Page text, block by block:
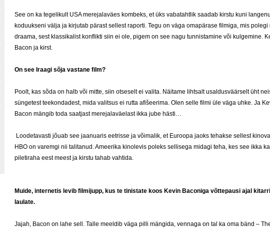
See on ka tegelikult USA merejalaväes kombeks, et üks vabatahtlik saadab kirstu kuni langenu
koduukseni välja ja kirjutab pärast sellest raporti. Tegu on väga omapärase filmiga, mis polegi
draama, sest klassikalist konflikti siin ei ole, pigem on see nagu tunnistamine või kulgemine.
Bacon ja kirst.
On see Iraagi sõja vastane film?
Poolt, kas sõda on halb või mitte, siin otseselt ei valita. Näitame lihtsalt usaldusväärselt üht
süngetest teekondadest, mida valitsus ei rutta afišeerima. Olen selle filmi üle väga uhke. Ja
Bacon mängib toda saatjast merejalaväelast ikka jube hästi…
Loodetavasti jõuab see jaanuaris eetrisse ja võimalik, et Euroopa jaoks tehakse sellest
HBO on varemgi nii talitanud. Ameerika kinolevis poleks sellisega midagi teha, kes see ikka
piletiraha eest meest ja kirstu tahab vahtida.
Muide, internetis levib filmijupp, kus te tinistate koos Kevin Baconiga võttepausi ajal
laulate.
Jajah, Bacon on lahe sell. Talle meeldib väga pilli mängida, vennaga on tal ka oma bänd –